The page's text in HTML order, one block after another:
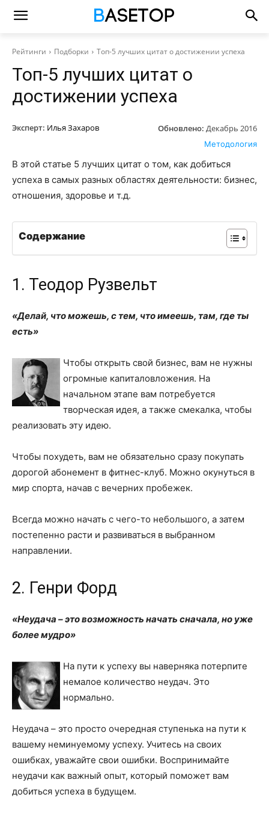
Рейтинги Подборки Топ-5 лучших цитат о достижении успеха
Топ-5 лучших цитат о
достижении успеха
Эксперт: Илья Захаров Обновлено: Декабрь 2016
Методология
В этой статье 5 лучших цитат о том, как добиться
успеха в самых разных областях деятельности: бизнес,
отношения, здоровье и т.д.
Содержание
1. Теодор Рузвельт
«Делай, что можешь, с тем, что имеешь, там, где ты
есть»
Чтобы открыть свой бизнес, вам не нужны
огромные капиталовложения. На
начальном этапе вам потребуется
творческая идея, а также смекалка, чтобы
реализовать эту идею.
Чтобы похудеть, вам не обязательно сразу покупать
дорогой абонемент в фитнес-клуб. Можно окунуться в
мир спорта, начав с вечерних пробежек.
Всегда можно начать с чего-то небольшого, а затем
постепенно расти и развиваться в выбранном
направлении.
2. Генри Форд
«Неудача – это возможность начать сначала, но уже
более мудро»
На пути к успеху вы наверняка потерпите
немалое количество неудач. Это
нормально.
Неудача – это просто очередная ступенька на пути к
вашему неминуемому успеху. Учитесь на своих
ошибках, уважайте свои ошибки. Воспринимайте
неудачи как важный опыт, который поможет вам
добиться успеха в будущем.